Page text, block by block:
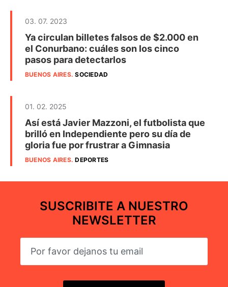
03. 07. 2023
Ya circulan billetes falsos de $2.000 en
el Conurbano: cuáles son los cinco
pasos para detectarlos
BUENOS AIRES.SOCIEDAD
01. 02. 2025
Así está Javier Mazzoni, el futbolista que
brilló en Independiente pero su día de
gloria fue por frustrar a Gimnasia
BUENOS AIRES.DEPORTES
SUSCRIBITE A NUESTRO
NEWSLETTER